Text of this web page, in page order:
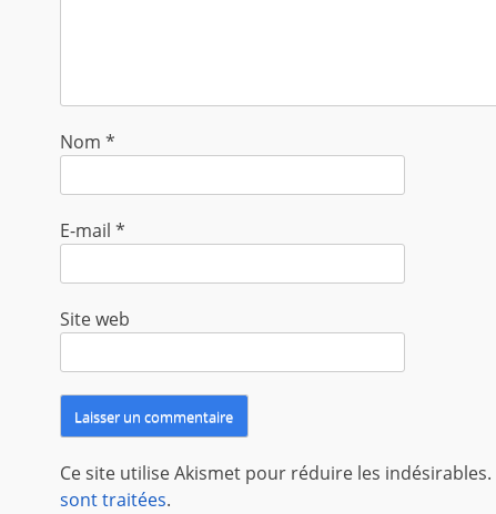
Nom *
E-mail *
Site web
Ce site utilise Akismet pour réduire les indésirables.
sont traitées.